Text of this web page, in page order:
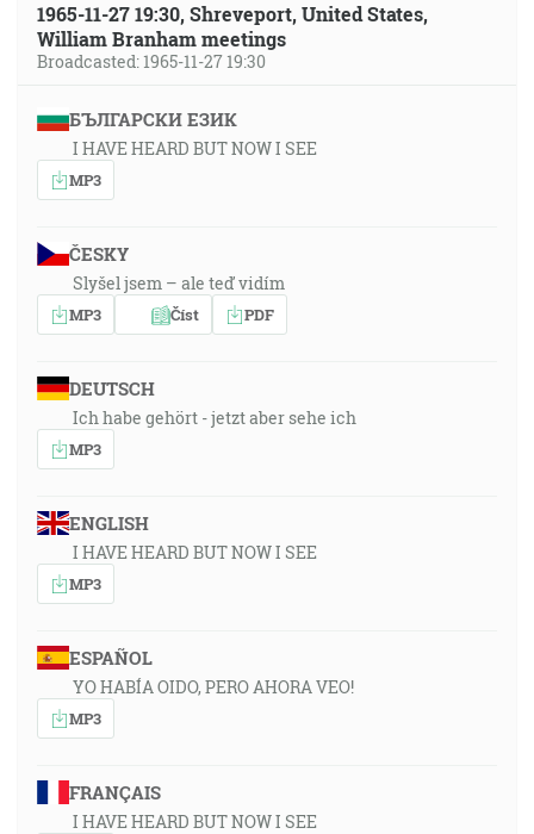
1965-11-27 19:30, Shreveport, United States,
William Branham meetings
Broadcasted: 1965-11-27 19:30
БЪЛГАРСКИ ЕЗИК
I HAVE HEARD BUT NOW I SEE
MP3
ČESKY
Slyšel jsem – ale teď vidím
MP3 Číst PDF
DEUTSCH
Ich habe gehört - jetzt aber sehe ich
MP3
ENGLISH
I HAVE HEARD BUT NOW I SEE
MP3
ESPAÑOL
YO HABÍA OIDO, PERO AHORA VEO!
MP3
FRANÇAIS
I HAVE HEARD BUT NOW I SEE